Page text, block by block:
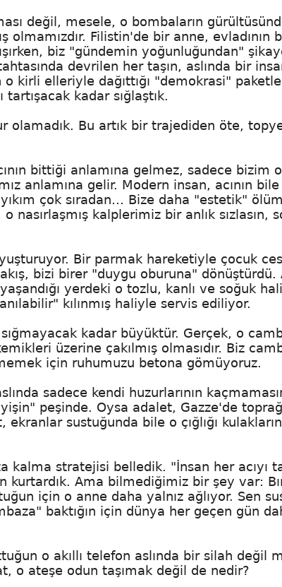
değil, mesele, o bombaların
olmamızdır. Filistin'de bir anne, evladının
biz "gündemin yoğunluğundan"
devrilen her taşın, aslında bir
kirli elleriyle dağıttığı "demokrasi"
tartışacak kadar sığlaştık.
olamadık. Bu artık bir trajediden öte,
bittiği anlamına gelmez, sadece bizim
anlamına gelir. Modern insan, acının
çok sıradan… Bize daha "estetik"
kalplerimiz bir anlık sızlasın,
Bir parmak hareketiyle çocuk
bizi birer "duygu oburuna" dönüştürdü.
yerdeki o tozlu, kanlı ve soğuk
kılınmış haliyle servis ediliyor.
kadar büyüktür. Gerçek, o
üzerine çakılmış olmasıdır. Biz
için ruhumuzu betona gömüyoruz.
sadece kendi huzurlarının
peşinde. Oysa adalet, Gazze'de
ekranlar sustuğunda bile o çığlığı
kalma stratejisi belledik. "İnsan her acıyı
kurtardık. Ama bilmediğimiz bir şey var:
için o anne daha yalnız ağlıyor. Sen
baktığın için dünya her geçen gün
o akıllı telefon aslında bir silah değil
o ateşe odun taşımak değil de nedir?